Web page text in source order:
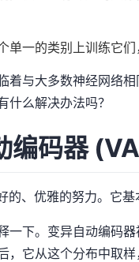
单一的类别上训练它
着与大多数神经网络
什么解决办法吗？
编码器
、优雅的努力。它基
下。变异自动编码器
，它从这个分布中取